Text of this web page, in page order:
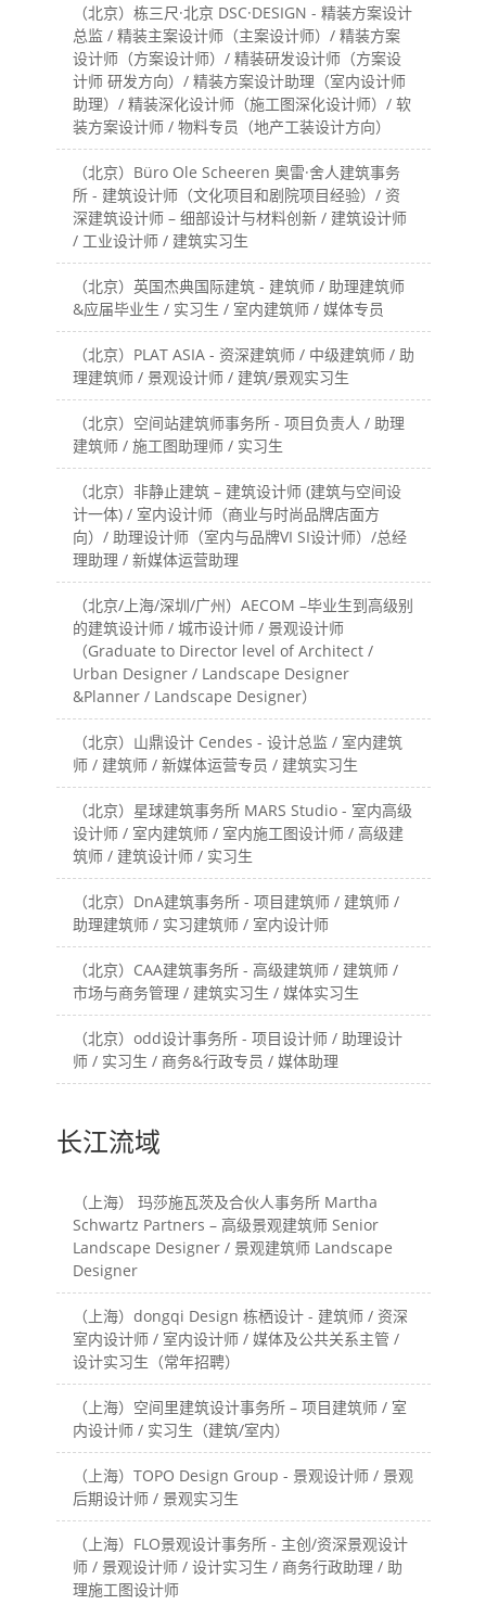
（北京）栋三尺·北京 DSC·DESIGN - 精装方案设计
总监 / 精装主案设计师（主案设计师）/ 精装方案
设计师（方案设计师）/ 精装研发设计师（方案设
计师 研发方向）/ 精装方案设计助理（室内设计师
助理）/ 精装深化设计师（施工图深化设计师）/ 软
装方案设计师 / 物料专员（地产工装设计方向）
（北京）Büro Ole Scheeren 奥雷·舍人建筑事务
所 - 建筑设计师（文化项目和剧院项目经验）/ 资
深建筑设计师 – 细部设计与材料创新 / 建筑设计师
/ 工业设计师 / 建筑实习生
（北京）英国杰典国际建筑 - 建筑师 / 助理建筑师
&应届毕业生 / 实习生 / 室内建筑师 / 媒体专员
（北京）PLAT ASIA - 资深建筑师 / 中级建筑师 / 助
理建筑师 / 景观设计师 / 建筑/景观实习生
（北京）空间站建筑师事务所 - 项目负责人 / 助理
建筑师 / 施工图助理师 / 实习生
（北京）非静止建筑 – 建筑设计师 (建筑与空间设
计一体) / 室内设计师（商业与时尚品牌店面方
向）/ 助理设计师（室内与品牌VI SI设计师）/总经
理助理 / 新媒体运营助理
（北京/上海/深圳/广州）AECOM –毕业生到高级别
的建筑设计师 / 城市设计师 / 景观设计师
（Graduate to Director level of Architect /
Urban Designer / Landscape Designer
&Planner / Landscape Designer）
（北京）山鼎设计 Cendes - 设计总监 / 室内建筑
师 / 建筑师 / 新媒体运营专员 / 建筑实习生
（北京）星球建筑事务所 MARS Studio - 室内高级
设计师 / 室内建筑师 / 室内施工图设计师 / 高级建
筑师 / 建筑设计师 / 实习生
（北京）DnA建筑事务所 - 项目建筑师 / 建筑师 /
助理建筑师 / 实习建筑师 / 室内设计师
（北京）CAA建筑事务所 - 高级建筑师 / 建筑师 /
市场与商务管理 / 建筑实习生 / 媒体实习生
（北京）odd设计事务所 - 项目设计师 / 助理设计
师 / 实习生 / 商务&行政专员 / 媒体助理
长江流域
（上海） 玛莎施瓦茨及合伙人事务所 Martha
Schwartz Partners – 高级景观建筑师 Senior
Landscape Designer / 景观建筑师 Landscape
Designer
（上海）dongqi Design 栋栖设计 - 建筑师 / 资深
室内设计师 / 室内设计师 / 媒体及公共关系主管 /
设计实习生（常年招聘）
（上海）空间里建筑设计事务所 – 项目建筑师 / 室
内设计师 / 实习生（建筑/室内）
（上海）TOPO Design Group - 景观设计师 / 景观
后期设计师 / 景观实习生
（上海）FLO景观设计事务所 - 主创/资深景观设计
师 / 景观设计师 / 设计实习生 / 商务行政助理 / 助
理施工图设计师